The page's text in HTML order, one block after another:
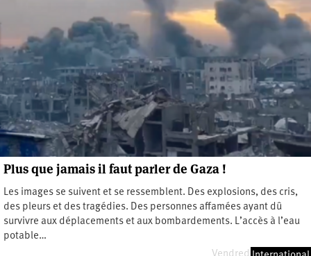
Plus que jamais il faut parler de Gaza !
Les images se suivent et se ressemblent. Des explosions, des cris,
des pleurs et des tragédies. Des personnes affamées ayant dû
survivre aux déplacements et aux bombardements. L’accès à l’eau
potable…